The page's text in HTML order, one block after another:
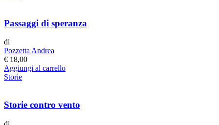
Passaggi di speranza
di
Pozzetta Andrea
€ 18,00
Aggiungi al carrello
Storie
Storie contro vento